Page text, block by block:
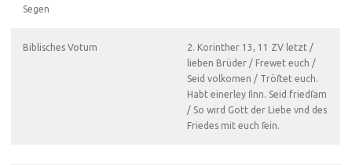
Segen
Biblisches Votum
2. Korinther 13, 11 ZV letzt /
lieben Brüder / Frewet euch /
Seid volkomen / Tröſtet euch.
Habt einerley ſinn. Seid friedſam
/ So wird Gott der Liebe vnd des
Friedes mit euch ſein.